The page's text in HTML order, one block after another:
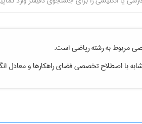
مربوط به رشتهرياضیاست.
با اصطلاح تخصصیفضای راهکارهاو معادل